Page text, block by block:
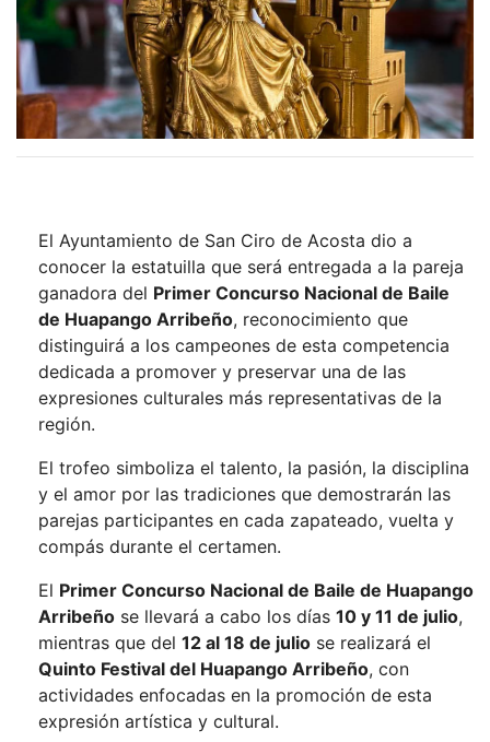
El Ayuntamiento de San Ciro de Acosta dio a
conocer la estatuilla que será entregada a la pareja
ganadora del Primer Concurso Nacional de Baile
de Huapango Arribeño, reconocimiento que
distinguirá a los campeones de esta competencia
dedicada a promover y preservar una de las
expresiones culturales más representativas de la
región.
El trofeo simboliza el talento, la pasión, la disciplina
y el amor por las tradiciones que demostrarán las
parejas participantes en cada zapateado, vuelta y
compás durante el certamen.
El Primer Concurso Nacional de Baile de Huapango
Arribeño se llevará a cabo los días 10 y 11 de julio,
mientras que del 12 al 18 de julio se realizará el
Quinto Festival del Huapango Arribeño, con
actividades enfocadas en la promoción de esta
expresión artística y cultural.